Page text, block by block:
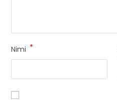
Nimi *